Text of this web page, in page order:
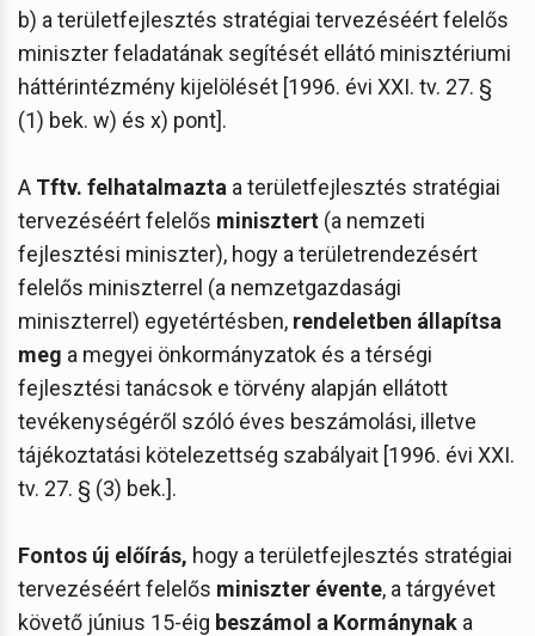
b) a területfejlesztés stratégiai tervezéséért felelős
miniszter feladatának segítését ellátó minisztériumi
háttérintézmény kijelölését [1996. évi XXI. tv. 27. §
(1) bek. w) és x) pont].
A Tftv. felhatalmazta a területfejlesztés stratégiai
tervezéséért felelős minisztert (a nemzeti
fejlesztési miniszter), hogy a területrendezésért
felelős miniszterrel (a nemzetgazdasági
miniszterrel) egyetértésben, rendeletben állapítsa
meg a megyei önkormányzatok és a térségi
fejlesztési tanácsok e törvény alapján ellátott
tevékenységéről szóló éves beszámolási, illetve
tájékoztatási kötelezettség szabályait [1996. évi XXI.
tv. 27. § (3) bek.].
Fontos új előírás, hogy a területfejlesztés stratégiai
tervezéséért felelős miniszter évente, a tárgyévet
követő június 15-éig beszámol a Kormánynak a